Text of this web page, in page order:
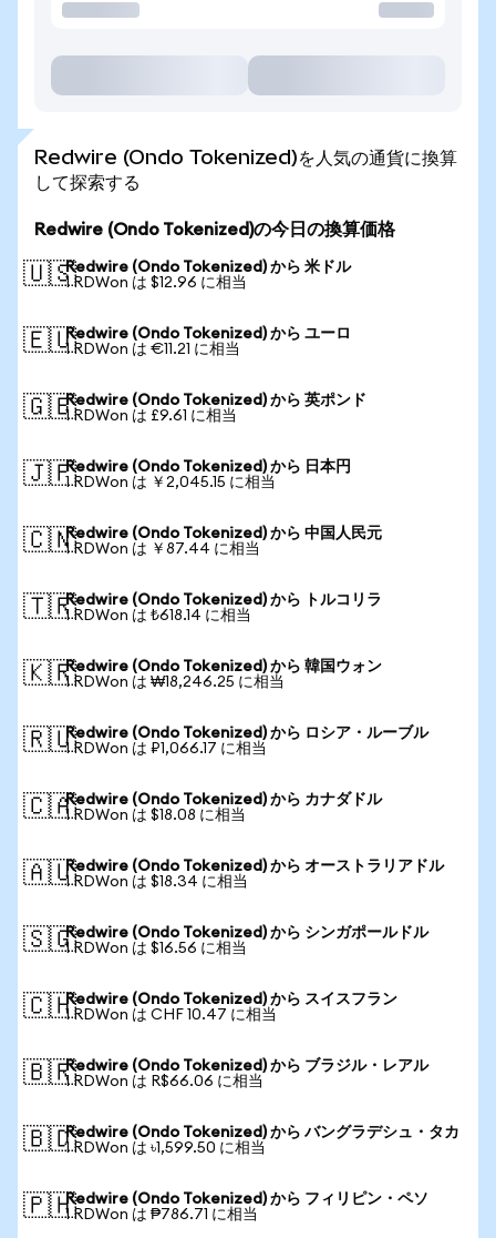
Redwire (Ondo Tokenized)を人気の通貨に換算
して探索する
Redwire (Ondo Tokenized)の今日の換算価格
🇺🇸Redwire (Ondo Tokenized) から 米ドル
1 RDWon は $12.96 に相当
🇪🇺Redwire (Ondo Tokenized) から ユーロ
1 RDWon は €11.21 に相当
🇬🇧Redwire (Ondo Tokenized) から 英ポンド
1 RDWon は £9.61 に相当
🇯🇵Redwire (Ondo Tokenized) から 日本円
1 RDWon は ￥2,045.15 に相当
🇨🇳Redwire (Ondo Tokenized) から 中国人民元
1 RDWon は ￥87.44 に相当
🇹🇷Redwire (Ondo Tokenized) から トルコリラ
1 RDWon は ₺618.14 に相当
🇰🇷Redwire (Ondo Tokenized) から 韓国ウォン
1 RDWon は ₩18,246.25 に相当
🇷🇺Redwire (Ondo Tokenized) から ロシア・ルーブル
1 RDWon は ₽1,066.17 に相当
🇨🇦Redwire (Ondo Tokenized) から カナダドル
1 RDWon は $18.08 に相当
🇦🇺Redwire (Ondo Tokenized) から オーストラリアドル
1 RDWon は $18.34 に相当
🇸🇬Redwire (Ondo Tokenized) から シンガポールドル
1 RDWon は $16.56 に相当
🇨🇭Redwire (Ondo Tokenized) から スイスフラン
1 RDWon は CHF 10.47 に相当
🇧🇷Redwire (Ondo Tokenized) から ブラジル・レアル
1 RDWon は R$66.06 に相当
🇧🇩Redwire (Ondo Tokenized) から バングラデシュ・タカ
1 RDWon は ৳1,599.50 に相当
🇵🇭Redwire (Ondo Tokenized) から フィリピン・ペソ
1 RDWon は ₱786.71 に相当